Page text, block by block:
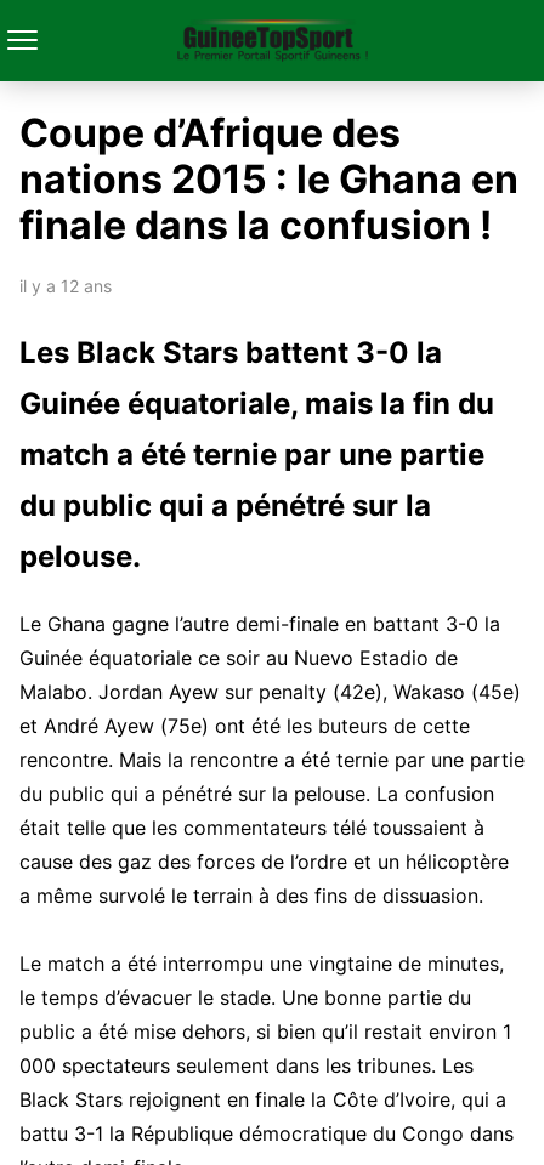
Coupe d’Afrique des
nations 2015 : le Ghana en
finale dans la confusion !
il y a 12 ans
Les Black Stars battent 3-0 la
Guinée équatoriale, mais la fin du
match a été ternie par une partie
du public qui a pénétré sur la
pelouse.
Le Ghana gagne l’autre demi-finale en battant 3-0 la
Guinée équatoriale ce soir au Nuevo Estadio de
Malabo. Jordan Ayew sur penalty (42e), Wakaso (45e)
et André Ayew (75e) ont été les buteurs de cette
rencontre. Mais la rencontre a été ternie par une partie
du public qui a pénétré sur la pelouse. La confusion
était telle que les commentateurs télé toussaient à
cause des gaz des forces de l’ordre et un hélicoptère
a même survolé le terrain à des fins de dissuasion.
Le match a été interrompu une vingtaine de minutes,
le temps d’évacuer le stade. Une bonne partie du
public a été mise dehors, si bien qu’il restait environ 1
000 spectateurs seulement dans les tribunes. Les
Black Stars rejoignent en finale la Côte d’Ivoire, qui a
battu 3-1 la République démocratique du Congo dans